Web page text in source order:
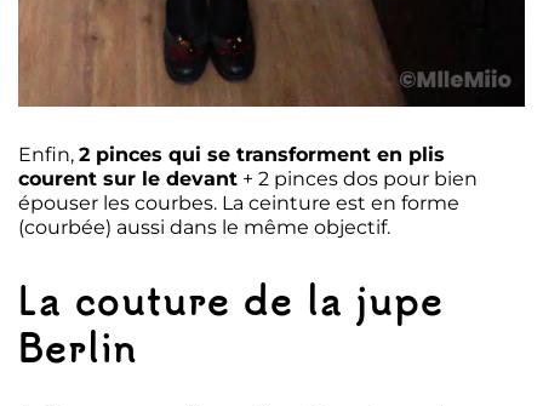
Enfin, 2 pinces qui se transforment en plis
courent sur le devant + 2 pinces dos pour bien
épouser les courbes. La ceinture est en forme
(courbée) aussi dans le même objectif.
La couture de la jupe
Berlin